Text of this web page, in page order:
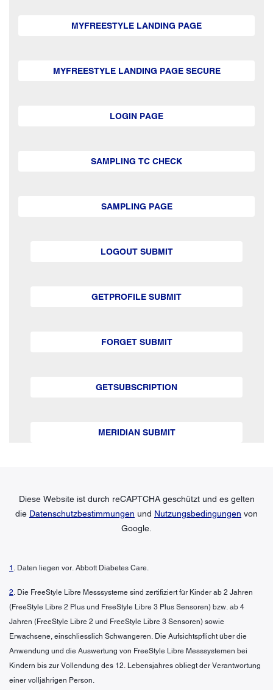
MYFREESTYLE LANDING PAGE
MYFREESTYLE LANDING PAGE SECURE
LOGIN PAGE
SAMPLING TC CHECK
SAMPLING PAGE
LOGOUT SUBMIT
GETPROFILE SUBMIT
FORGET SUBMIT
GETSUBSCRIPTION
MERIDIAN SUBMIT
Diese Website ist durch reCAPTCHA geschützt und es gelten
die Datenschutzbestimmungen und Nutzungsbedingungen von
Google.
1 . Daten liegen vor. Abbott Diabetes Care.
2. Die FreeStyle Libre Messsysteme sind zertifiziert für Kinder ab 2 Jahren
(FreeStyle Libre 2 Plus und FreeStyle Libre 3 Plus Sensoren) bzw. ab 4
Jahren (FreeStyle Libre 2 und FreeStyle Libre 3 Sensoren) sowie
Erwachsene, einschliesslich Schwangeren. Die Aufsichtspflicht über die
Anwendung und die Auswertung von FreeStyle Libre Messsystemen bei
Kindern bis zur Vollendung des 12. Lebensjahres obliegt der Verantwortung
einer volljährigen Person.